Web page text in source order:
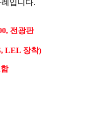
입니다.
전광판
LEL 장착)